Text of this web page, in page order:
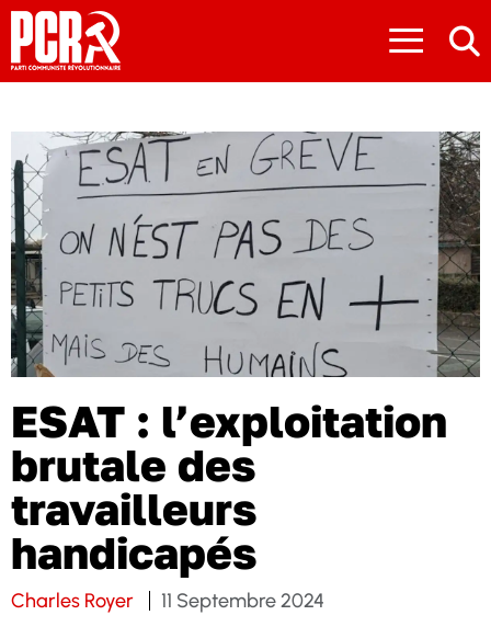
≡
ESAT : l’exploitation
brutale des
travailleurs
handicapés
Charles Royer 11 Septembre 2024